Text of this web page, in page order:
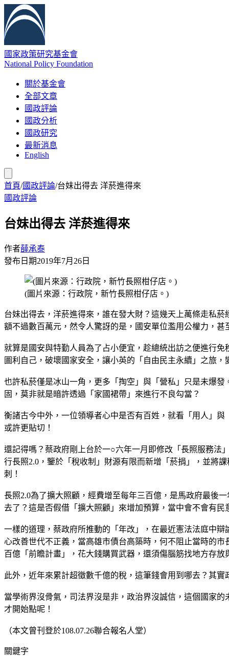
國家政策研究基金會
National Policy Foundation
關於基金會
全部文章
國政評論
國政分析
國政研究
最新消息
English
首頁/國政評論/台妹出得去 洋菸進得來
國政評論
台妹出得去 洋菸進得來
作者薛承泰
發布日期2019年7月26日
(圖片來源：行政院，新竹長照柑仔店。)
台妹出得去，洋菸進得來，誰在發大財？這幾天上萬條走私
額不過數百萬元，然令人驚訝的是，國安單位濫用公權力，
就算是國安與特勤人員為了占小便宜，趁總統出訪之便進行
圖利自己，破壞國家安全，讓小英的「自由民主永續」之旅
也許私菸僅是冰山一角，更多「掏空」與「營私」只是未爆發
固，莫非就是暗許透過「家國裙帶」來進行不良勾當？
衡諸古今中外，一位領導者心中是否有百姓，就看「用人」與
或許更貼切！
還記得嗎？蔡政府剛上台於一○六年一月即修改「長照服務法
行長照2.0，鑒於「稅收制」財源有限而新增「菸捐」，並將
刺！
長照2.0為了擴大照顧，經費增至每年三百億，是馬政府最後
去了？這是否假借「擴大照顧」來增加預算，當中會不會有
一樣的道理，蔡政府所推動的「年改」，在最近憲法法庭中
心改善世代不正義，當高雄市債台高築時，何不阻止當時的
百億「前瞻計畫」，花大錢購買武器，還須傷腦筋找地方存
此外，近年來累計超徵數千億的稅，這筆錢會用到哪去？其
當學術界沒骨氣，司法界沒是非，政治界沒誠信，這個國家
才開始點呢！
（本文曾刊登於108.07.26聯合報名人堂）
關鍵字